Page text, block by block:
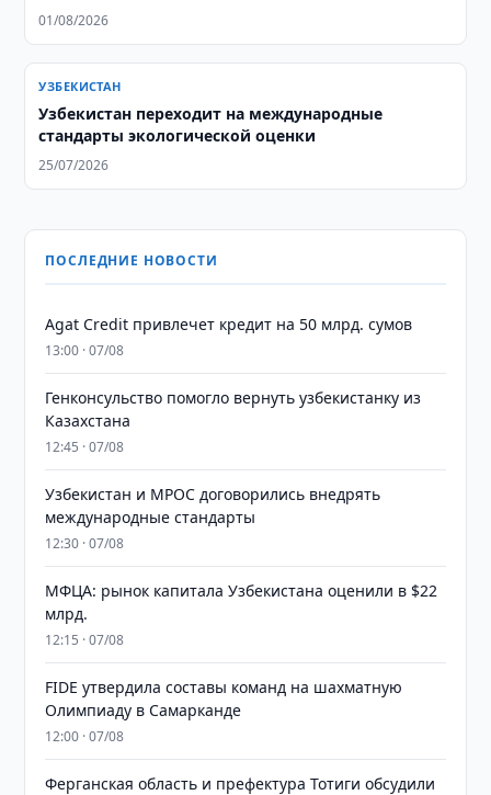
01/08/2026
УЗБЕКИСТАН
Узбекистан переходит на международные
стандарты экологической оценки
25/07/2026
ПОСЛЕДНИЕ НОВОСТИ
Agat Credit привлечет кредит на 50 млрд. сумов
13:00 · 07/08
Генконсульство помогло вернуть узбекистанку из
Казахстана
12:45 · 07/08
Узбекистан и MPOC договорились внедрять
международные стандарты
12:30 · 07/08
МФЦА: рынок капитала Узбекистана оценили в $22
млрд.
12:15 · 07/08
FIDE утвердила составы команд на шахматную
Олимпиаду в Самарканде
12:00 · 07/08
Ферганская область и префектура Тотиги обсудили